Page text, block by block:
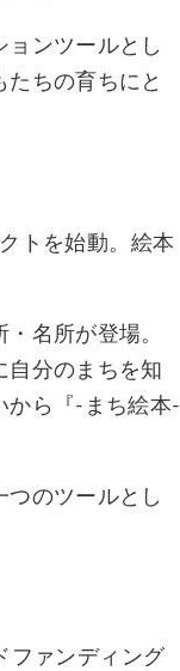
ンツールとし
ちの育ちにと
トを始動。絵本
名所が登場。
自分のまちを知
から『-まち絵本-
のツールとし
ファンディング